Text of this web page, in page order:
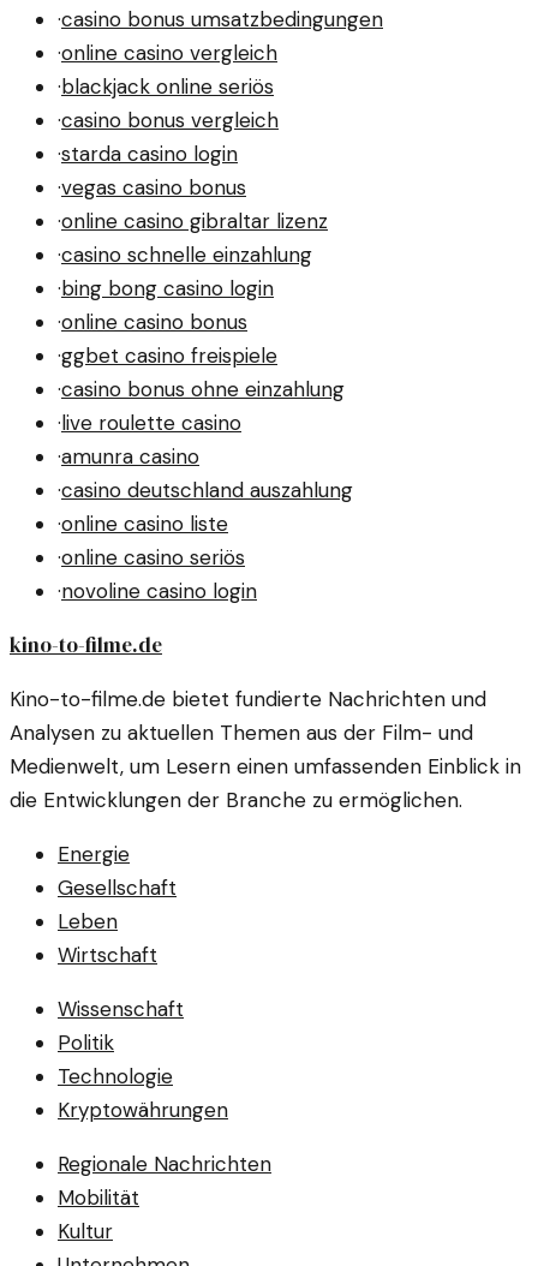
·casino bonus umsatzbedingungen
·online casino vergleich
·blackjack online seriös
·casino bonus vergleich
·starda casino login
·vegas casino bonus
·online casino gibraltar lizenz
·casino schnelle einzahlung
·bing bong casino login
·online casino bonus
·ggbet casino freispiele
·casino bonus ohne einzahlung
·live roulette casino
·amunra casino
·casino deutschland auszahlung
·online casino liste
·online casino seriös
·novoline casino login
kino-to-filme.de
Kino-to-filme.de bietet fundierte Nachrichten und
Analysen zu aktuellen Themen aus der Film- und
Medienwelt, um Lesern einen umfassenden Einblick in
die Entwicklungen der Branche zu ermöglichen.
Energie
Gesellschaft
Leben
Wirtschaft
Wissenschaft
Politik
Technologie
Kryptowährungen
Regionale Nachrichten
Mobilität
Kultur